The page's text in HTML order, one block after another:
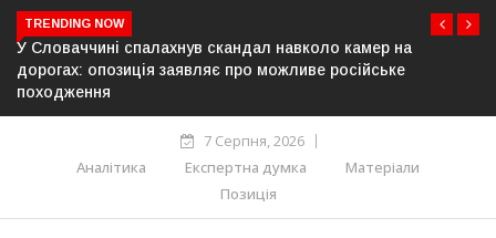
TRENDING NOW
спалахнув скандал навколо камер на
опозиція заявляє про можливе російське
У Молдові
постачання
7 Серпня, 2026
Аналітика
Експертна думка
Матеріали
Позиція